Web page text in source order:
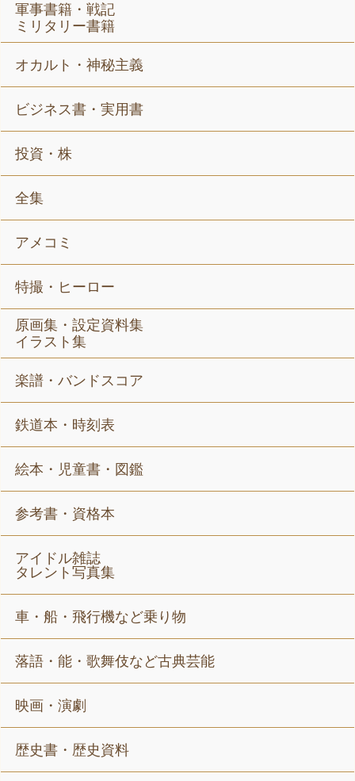
軍事書籍・戦記
ミリタリー書籍
オカルト・神秘主義
ビジネス書・実用書
投資・株
全集
アメコミ
特撮・ヒーロー
原画集・設定資料集
イラスト集
楽譜・バンドスコア
鉄道本・時刻表
絵本・児童書・図鑑
参考書・資格本
アイドル雑誌
タレント写真集
車・船・飛行機など乗り物
落語・能・歌舞伎など古典芸能
映画・演劇
歴史書・歴史資料